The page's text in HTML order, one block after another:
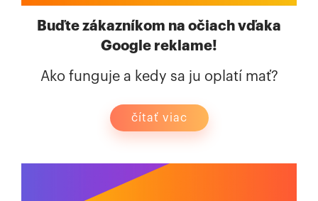
Buďte zákazníkom na očiach vďaka
Google reklame!
Ako funguje a kedy sa ju oplatí mať?
čítať viac